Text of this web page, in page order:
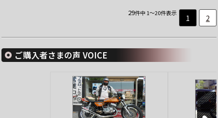
29件中 1～20件表示
1 2
ご購入者さまの声 VOICE